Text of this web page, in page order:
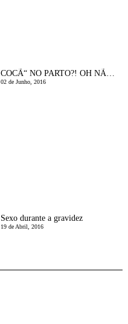
COCÃ“ NO PARTO?! OH NÃƒO, E AGORA?
02 de Junho, 2016
Sexo durante a gravidez
19 de Abril, 2016